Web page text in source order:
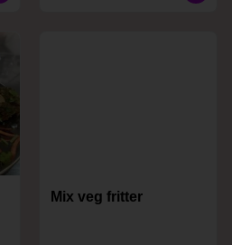
Mix veg fritter